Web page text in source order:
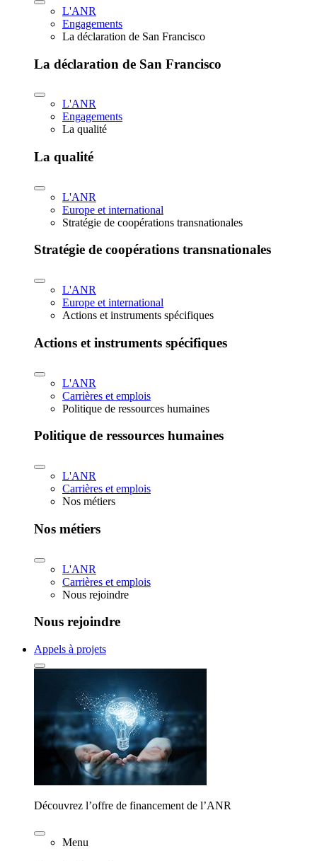
L'ANR
Engagements
La déclaration de San Francisco
La déclaration de San Francisco
L'ANR
Engagements
La qualité
La qualité
L'ANR
Europe et international
Stratégie de coopérations transnationales
Stratégie de coopérations transnationales
L'ANR
Europe et international
Actions et instruments spécifiques
Actions et instruments spécifiques
L'ANR
Carrières et emplois
Politique de ressources humaines
Politique de ressources humaines
L'ANR
Carrières et emplois
Nos métiers
Nos métiers
L'ANR
Carrières et emplois
Nous rejoindre
Nous rejoindre
Appels à projets
Découvrez l’offre de financement de l’ANR
Menu